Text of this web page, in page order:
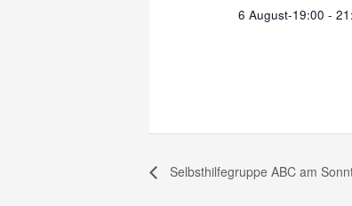
6 August-19:00 -
Selbsthilfegruppe ABC am